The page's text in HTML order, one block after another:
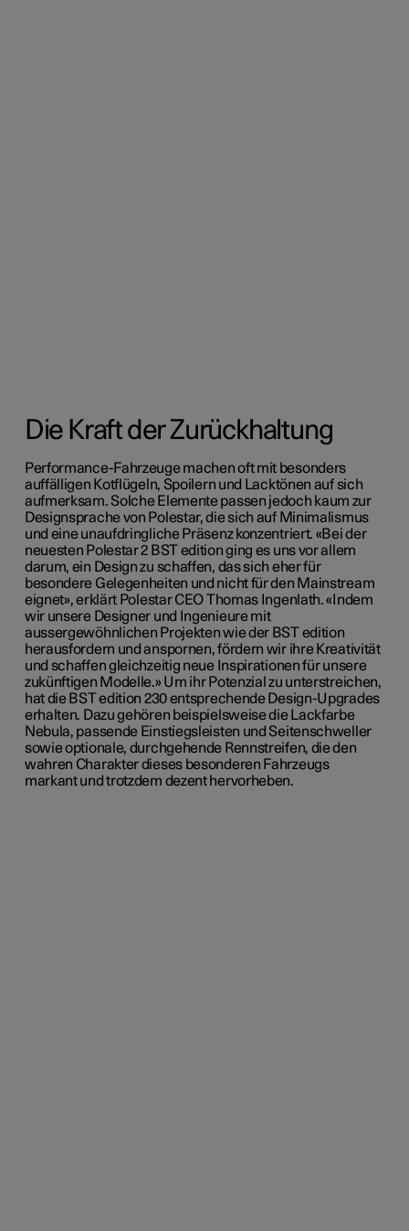
Die Kraft der Zurückhaltung
Performance-Fahrzeuge machen oft mit besonders
auffälligen Kotflügeln, Spoilern und Lacktönen auf sich
aufmerksam. Solche Elemente passen jedoch kaum zur
Designsprache von Polestar, die sich auf Minimalismus
und eine unaufdringliche Präsenz konzentriert. «Bei der
neuesten Polestar 2 BST edition ging es uns vor allem
darum, ein Design zu schaffen, das sich eher für
besondere Gelegenheiten und nicht für den Mainstream
eignet», erklärt Polestar CEO Thomas Ingenlath. «Indem
wir unsere Designer und Ingenieure mit
aussergewöhnlichen Projekten wie der BST edition
herausfordern und anspornen, fördern wir ihre Kreativität
und schaffen gleichzeitig neue Inspirationen für unsere
zukünftigen Modelle.» Um ihr Potenzial zu unterstreichen,
hat die BST edition 230 entsprechende Design-Upgrades
erhalten. Dazu gehören beispielsweise die Lackfarbe
Nebula, passende Einstiegsleisten und Seitenschweller
sowie optionale, durchgehende Rennstreifen, die den
wahren Charakter dieses besonderen Fahrzeugs
markant und trotzdem dezent hervorheben.